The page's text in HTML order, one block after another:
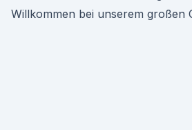
Willkommen bei unserem großen